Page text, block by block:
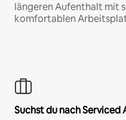
längeren Aufenthalt mit
komfortablen
Suchst du nach Serviced